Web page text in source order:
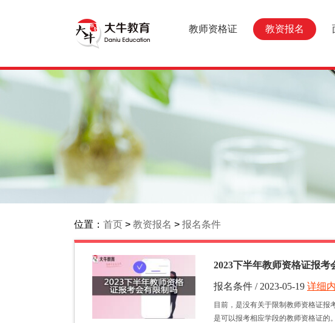
教师资格证 教资报名
位置： 首页 > 教资报名 > 报名条件
2023下半年教师资格证报考
报名条件 / 2023-05-19
目前，是没有关于限制教师资格证报
是可以报考相应学段的教师资格证的
详细